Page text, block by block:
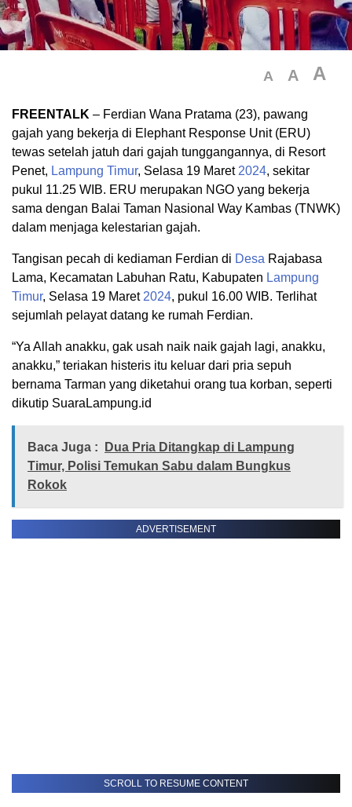
A A A
FREENTALK – Ferdian Wana Pratama (23), pawang
gajah yang bekerja di Elephant Response Unit (ERU)
tewas setelah jatuh dari gajah tunggangannya, di Resort
Penet, Lampung Timur, Selasa 19 Maret 2024, sekitar
pukul 11.25 WIB. ERU merupakan NGO yang bekerja
sama dengan Balai Taman Nasional Way Kambas (TNWK)
dalam menjaga kelestarian gajah.
Tangisan pecah di kediaman Ferdian di Desa Rajabasa
Lama, Kecamatan Labuhan Ratu, Kabupaten Lampung
Timur, Selasa 19 Maret 2024, pukul 16.00 WIB. Terlihat
sejumlah pelayat datang ke rumah Ferdian.
“Ya Allah anakku, gak usah naik naik gajah lagi, anakku,
anakku,” teriakan histeris itu keluar dari pria sepuh
bernama Tarman yang diketahui orang tua korban, seperti
dikutip SuaraLampung.id
Baca Juga :
Dua Pria Ditangkap di Lampung
Timur, Polisi Temukan Sabu dalam Bungkus
Rokok
ADVERTISEMENT
SCROLL TO RESUME CONTENT